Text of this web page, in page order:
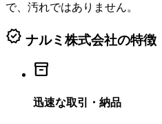
で、汚れではありません。
verified ナルミ株式会社の特徴
inventory_2
迅速な取引・納品